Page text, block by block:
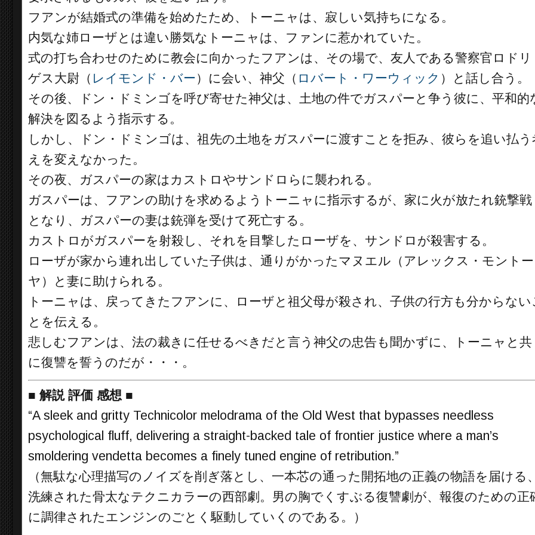
フアンが結婚式の準備を始めたため、トーニャは、寂しい気持ちになる。
内気な姉ローザとは違い勝気なトーニャは、ファンに惹かれていた。
式の打ち合わせのために教会に向かったフアンは、その場で、友人である警察官ロドリ
ゲス大尉（ レイモンド・バー）に会い、神父（ ロバート・ワーウィック ）と話し合う。
その後、ドン・ドミンゴを呼び寄せた神父は、土地の件でガスパーと争う彼に、平和的
解決を図るよう指示する。
しかし、ドン・ドミンゴは、祖先の土地をガスパーに渡すことを拒み、彼らを追い払う
えを変えなかった。
その夜、ガスパーの家はカストロやサンドロらに襲われる。
ガスパーは、フアンの助けを求めるようトーニャに指示するが、家に火が放たれ銃撃戦
となり、ガスパーの妻は銃弾を受けて死亡する。
カストロがガスパーを射殺し、それを目撃したローザを、サンドロが殺害する。
ローザが家から連れ出していた子供は、通りがかったマヌエル（アレックス・モントー
ヤ）と妻に助けられる。
トーニャは、戻ってきたフアンに、ローザと祖父母が殺され、子供の行方も分からない
とを伝える。
悲しむフアンは、法の裁きに任せるべきだと言う神父の忠告も聞かずに、トーニャと共
に復讐を誓うのだが・・・。
■ 解説 評価 感想 ■
“A sleek and gritty Technicolor melodrama of the Old West that bypasses needless
psychological fluff, delivering a straight-backed tale of frontier justice where a man’s
smoldering vendetta becomes a finely tuned engine of retribution.”
（無駄な心理描写のノイズを削ぎ落とし、一本芯の通った開拓地の正義の物語を届ける
洗練された骨太なテクニカラーの西部劇。男の胸でくすぶる復讐劇が、報復のための正
に調律されたエンジンのごとく駆動していくのである。）